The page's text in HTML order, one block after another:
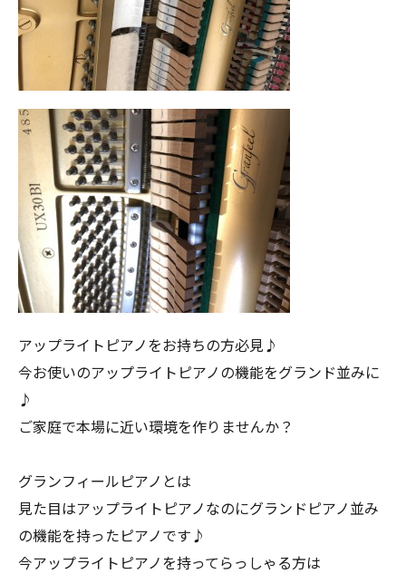
アップライトピアノをお持ちの方必見♪
今お使いのアップライトピアノの機能をグランド並みに
♪
ご家庭で本場に近い環境を作りませんか？
グランフィールピアノとは
見た目はアップライトピアノなのにグランドピアノ並み
の機能を持ったピアノです♪
今アップライトピアノを持ってらっしゃる方は